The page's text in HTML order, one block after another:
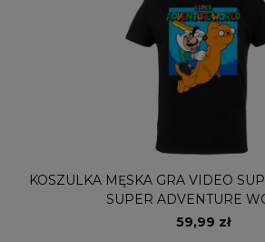
KOSZULKA MĘSKA GRA VIDEO
SUPER ADVENTURE
59,99 zł